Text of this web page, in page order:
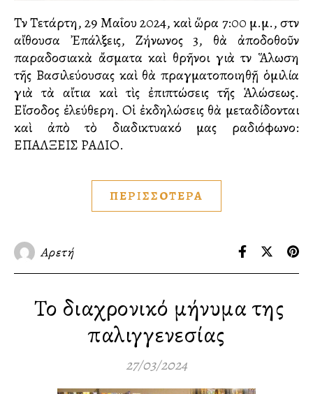
Τὴν Τετάρτη, 29 Μαΐου 2024, καὶ ὥρα 7:00 μ.μ., στὴν
αἴθουσα Ἐπάλξεις, Ζήνωνος 3, θὰ ἀποδοθοῦν
παραδοσιακὰ ἄσματα καὶ θρῆνοι γιὰ τὴν Ἅλωση
τῆς Βασιλεύουσας καὶ θὰ πραγματοποιηθῇ ὁμιλία
γιὰ τὰ αἴτια καὶ τὶς ἐπιπτώσεις τῆς Ἁλώσεως.
Εἴσοδος ἐλεύθερη. Οἱ ἐκδηλώσεις θὰ μεταδίδονται
καὶ ἀπὸ τὸ διαδικτυακό μας ραδιόφωνο:
ΕΠΑΛΞΕΙΣ ΡΑΔΙΟ.
ΠΕΡΙΣΣΟΤΕΡΑ
Αρετή
Το διαχρονικό μήνυμα της
παλιγγενεσίας
27/03/2024